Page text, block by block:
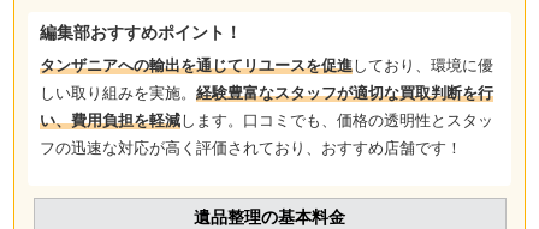
編集部おすすめポイント！
タンザニアへの輸出を通じてリユースを促進しており、環境に優
しい取り組みを実施。 経験豊富なスタッフが適切な買取判断を行
い、費用負担を軽減します。口コミでも、価格の透明性とスタッ
フの迅速な対応が高く評価されており、おすすめ店舗です！
遺品整理の基本料金